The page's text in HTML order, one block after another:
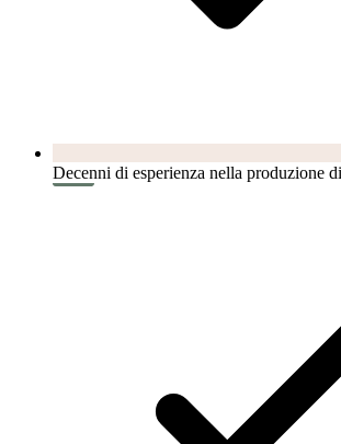
Decenni di esperienza nella produzione